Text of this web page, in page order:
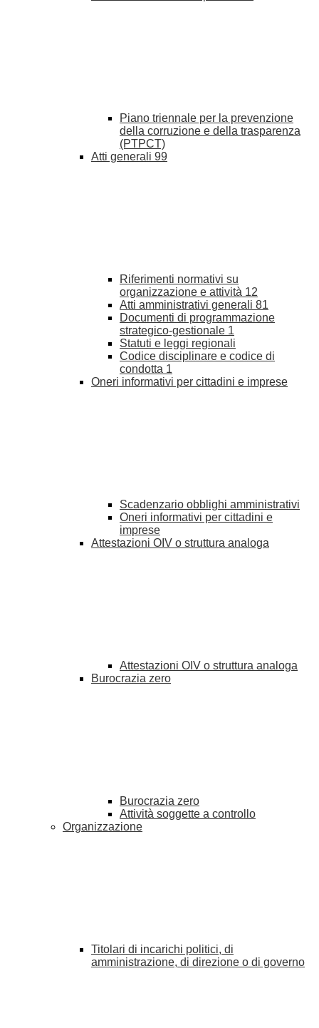
Piano triennale per la prevenzione
della corruzione e della trasparenza
(PTPCT)
Atti generali 99
Riferimenti normativi su
organizzazione e attività 12
Atti amministrativi generali 81
Documenti di programmazione
strategico-gestionale 1
Statuti e leggi regionali
Codice disciplinare e codice di
condotta 1
Oneri informativi per cittadini e imprese
Scadenzario obblighi amministrativi
Oneri informativi per cittadini e
imprese
Attestazioni OIV o struttura analoga
Attestazioni OIV o struttura analoga
Burocrazia zero
Burocrazia zero
Attività soggette a controllo
Organizzazione
Titolari di incarichi politici, di
amministrazione, di direzione o di governo